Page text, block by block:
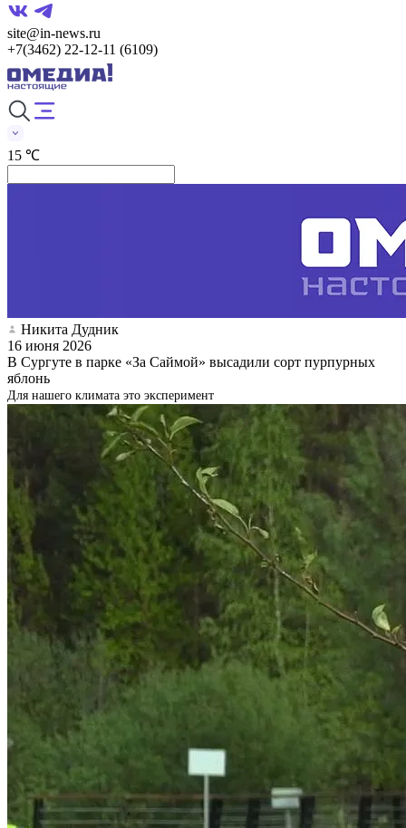
site@in-news.ru
+7(3462) 22-12-11 (6109)
15 ℃
Никита Дудник
16 июня 2026
В Сургуте в парке «За Саймой» высадили сорт пурпурных
яблонь
Для нашего климата это эксперимент